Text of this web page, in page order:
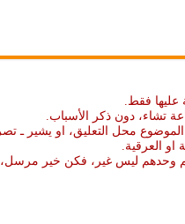
عليها فقط.
تشاء، دون ذكر الأسباب.
محل التعليق، او يشير ـ
او العرقية.
وحدهم ليس غير، فكن خير